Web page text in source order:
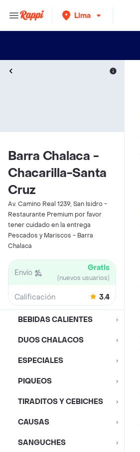
Lima
Barra Chalaca -
Chacarilla-Santa
Cruz
Av. Camino Real 1239, San Isidro -
Restaurante Premium por favor
tener cuidado en la entrega
Pescados y Mariscos - Barra
Chalaca
Envío Gratis
(nuevos usuarios)
Calificación 3.4
BEBIDAS CALIENTES
DUOS CHALACOS
ESPECIALES
PIQUEOS
TIRADITOS Y CEBICHES
CAUSAS
SANGUCHES